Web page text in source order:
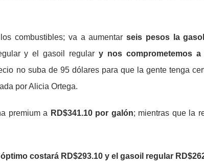
combustibles; va a aumentarseis pesos la
y el gasoil regulary nos comprometemos
no suba de 95 dólares para que la gente tenga
por Alicia Ortega.
premium a RD$341.10 por galón; mientras que la
costará RD$293.10 y el gasoil regular